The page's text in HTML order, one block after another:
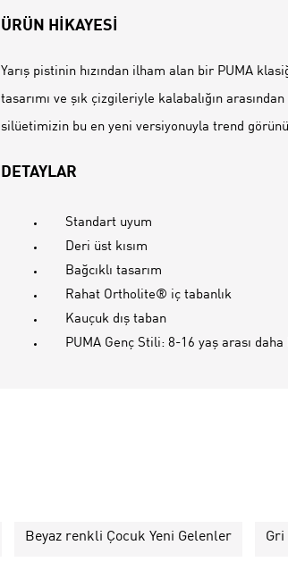
ÜRÜN HİKAYESİ
Yarış pistinin hızından ilham alan bir PUMA
tasarımı ve şık çizgileriyle kalabalığın
silüetimizin bu en yeni versiyonuyla trend
DETAYLAR
Standart uyum
Deri üst kısım
Bağcıklı tasarım
Rahat Ortholite® iç tabanlık
Kauçuk dış taban
PUMA Genç Stili: 8-16 yaş arası
Beyaz renkli Çocuk Yeni Gelenler Gri